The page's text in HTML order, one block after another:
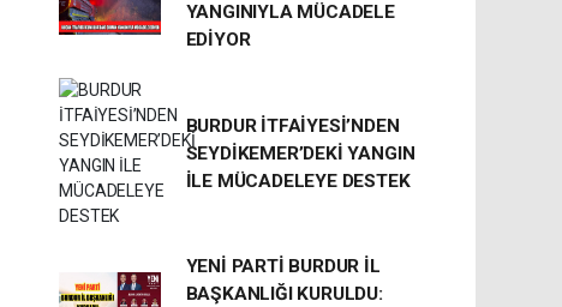
YANGINIYLA MÜCADELE
EDİYOR
BURDUR İTFAİYESİ’NDEN
SEYDİKEMER’DEKİ YANGIN
İLE MÜCADELEYE DESTEK
YENİ PARTİ BURDUR İL
BAŞKANLIĞI KURULDU: